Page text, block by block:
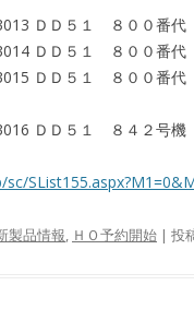
ＤＤ５１ ８００番
ＤＤ５１ ８００番
ＤＤ５１ ８００
ＤＤ５１ ８４２号
製品情報, ＨＯ予約開始 | 投